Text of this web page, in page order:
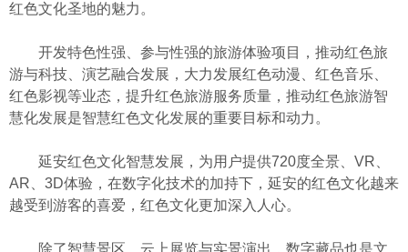
红色文化圣地的魅力。
开发特色性强、参与性强的旅游体验项目，推动红色旅
游与科技、演艺融合发展，大力发展红色动漫、红色音乐、
红色影视等业态，提升红色旅游服务质量，推动红色旅游智
慧化发展是智慧红色文化发展的重要目标和动力。
延安红色文化智慧发展，为用户提供720度全景、VR、
AR、3D体验，在数字化技术的加持下，延安的红色文化越来
越受到游客的喜爱，红色文化更加深入人心。